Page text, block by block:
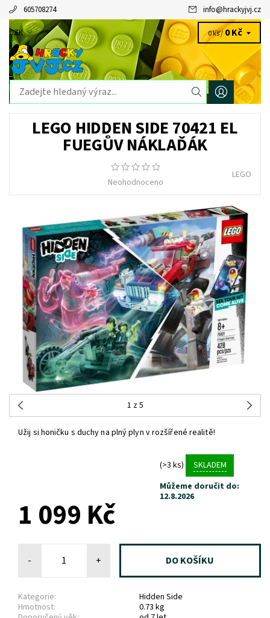
605708274 info@hrackyjvj.cz
CZK 0 ks /0 Kč
LEGO HIDDEN SIDE 70421 EL
FUEGŮV NÁKLAĎÁK
Neohodnoceno
LEGO
1 z 5
Užij si honičku s duchy na plný plyn v rozšířené realitě!
(>3 ks)
SKLADEM
Můžeme doručit do:
12.8.2026
1 099 Kč
- +
Kategorie:
Hidden Side
Hmotnost:
0.73 kg